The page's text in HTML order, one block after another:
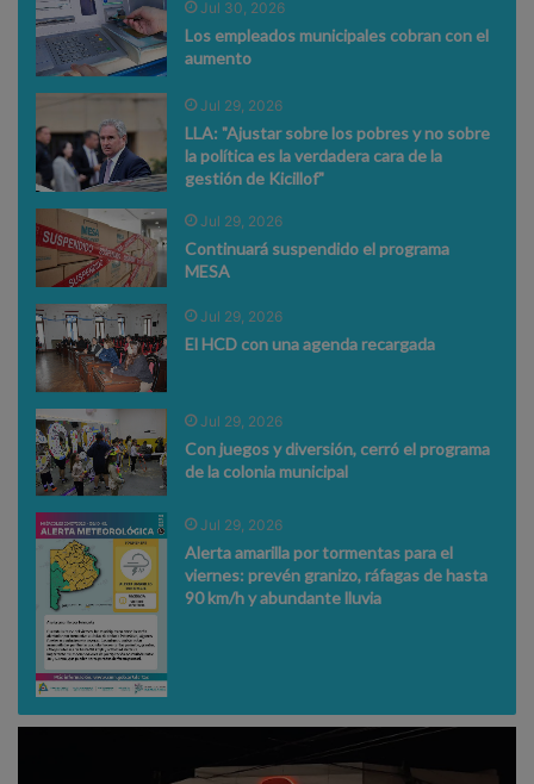
Jul 30, 2026
Los empleados municipales cobran con el
aumento
Jul 29, 2026
LLA: "Ajustar sobre los pobres y no sobre
la política es la verdadera cara de la
gestión de Kicillof"
Jul 29, 2026
Continuará suspendido el programa
MESA
Jul 29, 2026
El HCD con una agenda recargada
Jul 29, 2026
Con juegos y diversión, cerró el programa
de la colonia municipal
Jul 29, 2026
Alerta amarilla por tormentas para el
viernes: prevén granizo, ráfagas de hasta
90 km/h y abundante lluvia